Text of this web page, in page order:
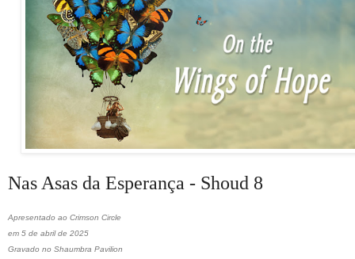
Nas Asas da Esperança - Shoud 8
Apresentado ao Crimson Circle
em 5 de abril de 2025
Gravado no Shaumbra Pavilion